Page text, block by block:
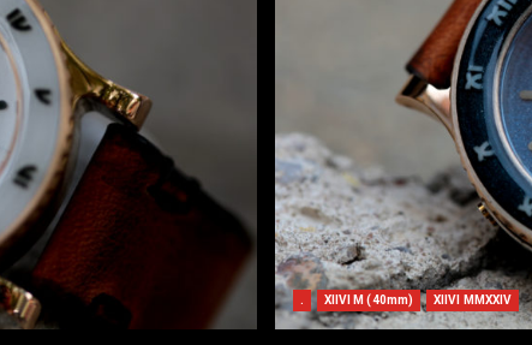
. XIIVI M (40mm) XIIVI MMXXIV